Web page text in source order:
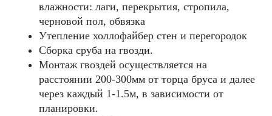
влажности: лаги, перекрытия, стропила,
черновой пол, обвязка
Утепление холлофайбер стен и перегородок
Сборка сруба на гвозди.
Монтаж гвоздей осуществляется на
расстоянии 200-300мм от торца бруса и далее
через каждый 1-1.5м, в зависимости от
планировки.